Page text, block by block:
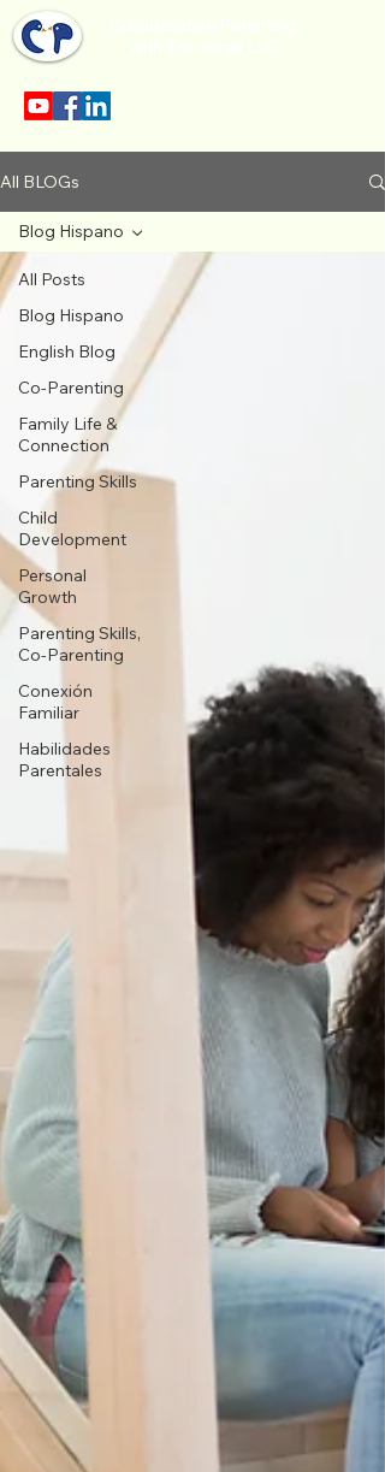
All BLOGs
All Posts
Blog Hispano
English Blog
Co-Parenting
Family Life &
Connection
Parenting Skills
Child
Development
Personal
Growth
Parenting Skills,
Co-Parenting
Conexión
Familiar
Habilidades
Parentales
Blog Hispano